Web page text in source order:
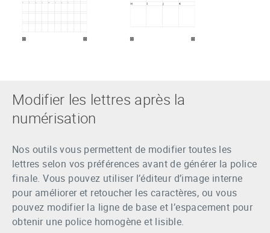
Modifier les lettres après la
numérisation
Nos outils vous permettent de modifier toutes les
lettres selon vos préférences avant de générer la police
finale. Vous pouvez utiliser l’éditeur d’image interne
pour améliorer et retoucher les caractères, ou vous
pouvez modifier la ligne de base et l’espacement pour
obtenir une police homogène et lisible.